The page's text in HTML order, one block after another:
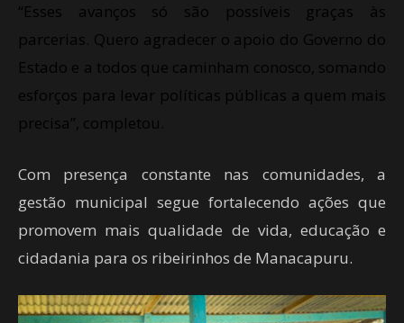
“Esses avanços só são possíveis graças às
parcerias. Quero agradecer o apoio do Governo do
Estado e a todos que caminham conosco, somando
esforços para levar políticas públicas a quem mais
precisa”, completou.
Com presença constante nas comunidades, a
gestão municipal segue fortalecendo ações que
promovem mais qualidade de vida, educação e
cidadania para os ribeirinhos de Manacapuru.